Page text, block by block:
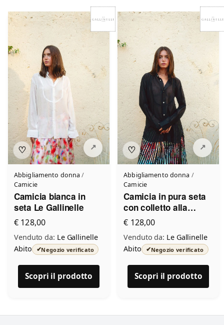
♡
Abbigliamento donna /
Camicie
Camicia bianca in
seta Le Gallinelle
€ 128,00
Venduto da: Le Gallinelle
Abito
✔Negozio verificato
Scopri il prodotto
♡
Abbigliamento donna /
Camicie
Camicia in pura seta
con colletto alla
coreana Le Gallinelle
€ 128,00
Venduto da: Le Gallinelle
Abito
✔Negozio verificato
Scopri il prodotto